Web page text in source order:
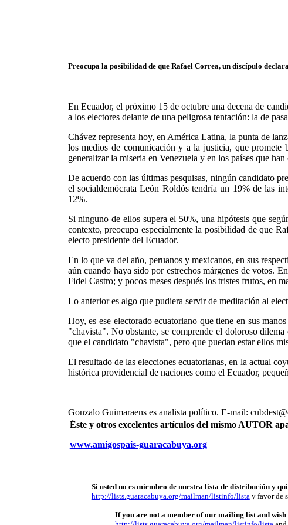
Preocupa la posibilidad de que Rafael Correa, un discípulo
En Ecuador, el próximo 15 de octubre una decena de
a los electores delante de una peligrosa tentación: la de
Chávez representa hoy, en América Latina, la punta de
los medios de comunicación y a la justicia, que promete
generalizar la miseria en Venezuela y en los países que
De acuerdo con las últimas pesquisas, ningún candidato
el socialdemócrata León Roldós tendría un 19% de las
12%.
Si ninguno de ellos supera el 50%, una hipótesis que
contexto, preocupa especialmente la posibilidad de que
electo presidente del Ecuador.
En lo que va del año, peruanos y mexicanos, en sus
aún cuando haya sido por estrechos márgenes de votos.
Fidel Castro; y pocos meses después los tristes frutos, en
Lo anterior es algo que pudiera servir de meditación al
Hoy, es ese electorado ecuatoriano que tiene en sus
"chavista". No obstante, se comprende el doloroso
que el candidato "chavista", pero que puedan estar ellos
El resultado de las elecciones ecuatorianas, en la actual
histórica providencial de naciones como el Ecuador,
Gonzalo Guimaraens es analista político. E-mail:
Éste y otros excelentes artículos del mismo AUTOR
www.amigospais-guaracabuya.org
Si usted no es miembro de nuestra lista de distribución y
http://lists.guaracabuya.org/mailman/listinfo/lista y favor de
If you are not a member of our mailing list and